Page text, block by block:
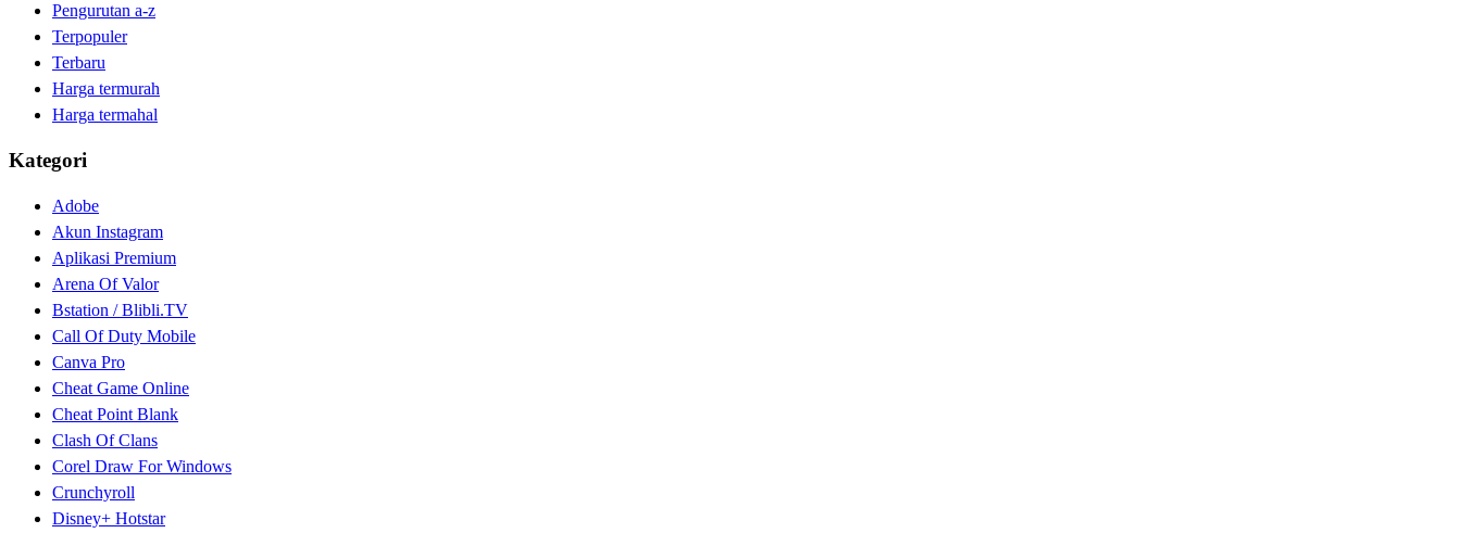
Pengurutan a-z
Terpopuler
Terbaru
Harga termurah
Harga termahal
Kategori
Adobe
Akun Instagram
Aplikasi Premium
Arena Of Valor
Bstation / Blibli.TV
Call Of Duty Mobile
Canva Pro
Cheat Game Online
Cheat Point Blank
Clash Of Clans
Corel Draw For Windows
Crunchyroll
Disney+ Hotstar